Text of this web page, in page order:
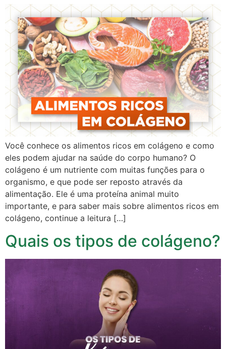
Você conhece os alimentos ricos em colágeno e como
eles podem ajudar na saúde do corpo humano? O
colágeno é um nutriente com muitas funções para o
organismo, e que pode ser reposto através da
alimentação. Ele é uma proteína animal muito
importante, e para saber mais sobre alimentos ricos em
colágeno, continue a leitura […]
Quais os tipos de colágeno?